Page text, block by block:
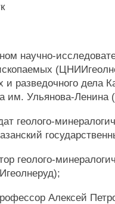
научно-
разведочного дела
им. Ульянова-Ленина
геолого-
геолого-
Алексей